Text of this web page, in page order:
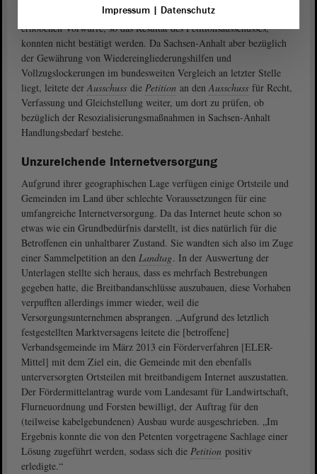
Laufe der letzten Jahre kontinuierlich zugenommen haben. Die
erhobenen Vorwürfe, so das Resultat des Petitionsausschusses,
konnten nicht bestätigt werden. Da Sachsen-Anhalt aber bezüglich
der Gewährung von Wiedereingliederungshilfen und
Vollzugslockerungen im bundesweiten Vergleich an letzter Stelle
liegt, leitete derAusschuss die Petition an denAusschuss für Recht,
Verfassung und Gleichstellung weiter, um dort zu prüfen, ob
bezüglich der Resozialisierungsmaßnahmen in Sachsen-Anhalt
Handlungsbedarf bestehe.
Unzureichende Internetversorgung
Aufgrund ihrer geographischen Lage verfügen einige Ortsteile und
Gemeinden im Land über schlechte Voraussetzungen für eine
umfangreiche Internetversorgung. Da das Internet heute schon so
etwas wie ein Grundbedürfnis darstellt, ist dies natürlich für die
Betroffenen ein unhaltbarer Zustand. Sie wandten sich also im Zuge
einer Sammelpetition an den Landtag. In der Auswertung der
Unterlagen stellte sich heraus, dass es mehrfach Bestrebungen
gegeben hatte, die Breitbandanschlüsse auszubauen, diese Vorhaben
verpufften allerdings immer wieder, weil die
Versorgungsunternehmen absprangen. „Aufgrund des letztlich
festgestellten Marktversagens leitete die [betroffene]
Verbandsgemeinde im März 2013 ein Förderverfahren [ELER-
Mittel] mit dem Ziel ein, die Gemeinde mit den ebenfalls
unterversorgten Ortsteilen mit breitbandigem Internet auszustatten.
Der Fördermittelantrag wurde vom Landesamt für Landwirtschaft,
Flurneuordnung und Forsten bewilligt, der Auftrag für den
(teilweise kabelgebundenen) Ausbau wurde ausgeschrieben. „Im
Ergebnis konnte die von den Petenten vorgetragene Sachlage einer
Lösung zugeführt werden, sodass sich die Petition positiv
erledigte.“
Impressum| Datenschutz